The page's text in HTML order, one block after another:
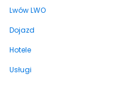
Lwów LWO
Dojazd
Hotele
Usługi